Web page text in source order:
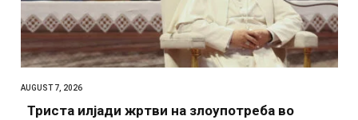
AUGUST 7, 2026
Триста илјади жртви на злоупотреба во